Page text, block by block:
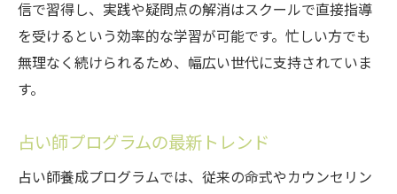
信で習得し、実践や疑問点の解消はスクールで直接指導
を受けるという効率的な学習が可能です。忙しい方でも
無理なく続けられるため、幅広い世代に支持されていま
す。
占い師プログラムの最新トレンド
占い師養成プログラムでは、従来の命式やカウンセリン